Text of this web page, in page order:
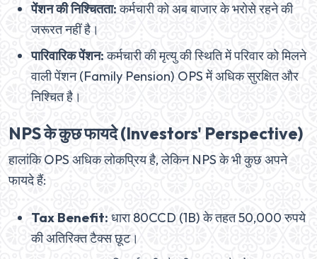
पेंशन की निश्चितता:कर्मचारी को अब बाजार के भरोसे रहने की
जरूरत नहीं है।
पारिवारिक पेंशन:कर्मचारी की मृत्यु की स्थिति में परिवार को मिलने
वाली पेंशन (Family Pension) OPS में अधिक सुरक्षित और
निश्चित है।
NPS के कुछ फायदे (Investors' Perspective)
हालांकि OPS अधिक लोकप्रिय है, लेकिन NPS के भी कुछ अपने
फायदे हैं:
Tax Benefit: धारा 80CCD (1B) के तहत 50,000 रुपये
की अतिरिक्त टैक्स छूट।